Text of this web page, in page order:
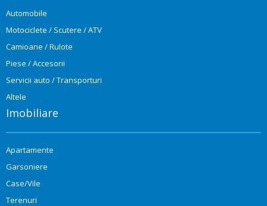
Automobile
Motociclete / Scutere / ATV
Camioane / Rulote
Piese / Accesorii
Servicii auto / Transporturi
Altele
Imobiliare
Apartamente
Garsoniere
Case/Vile
Terenuri